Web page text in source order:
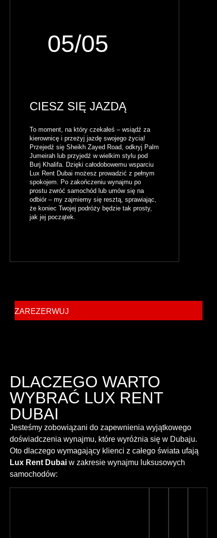
05/05
CIESZ SIĘ JAZDĄ
To moment, na który czekałeś – wsiądź za
kierownicę i przeżyj jazdę swojego życia!
Przejedź się Sheikh Zayed Road, odkryj Palm
Jumeirah lub przyjedź w wielkim stylu pod
Burj Khalifa. Dzięki całodobowemu wsparciu
Lux Rent Dubai możesz prowadzić z pełnym
spokojem. Po zakończeniu wynajmu po
prostu zwróć samochód lub umów się na
odbiór – my zajmiemy się resztą, sprawiając,
że koniec Twojej podróży będzie tak prosty,
jak jej początek.
ZAREZERWUJ
DLACZEGO WARTO
WYBRAĆ LUX RENT
DUBAI
Jesteśmy zobowiązani do zapewnienia wyjątkowego
doświadczenia wynajmu, które wyróżnia się w Dubaju.
Oto dlaczego wymagający klienci z całego świata ufają
Lux Rent Dubai w zakresie wynajmu luksusowych
samochodów: